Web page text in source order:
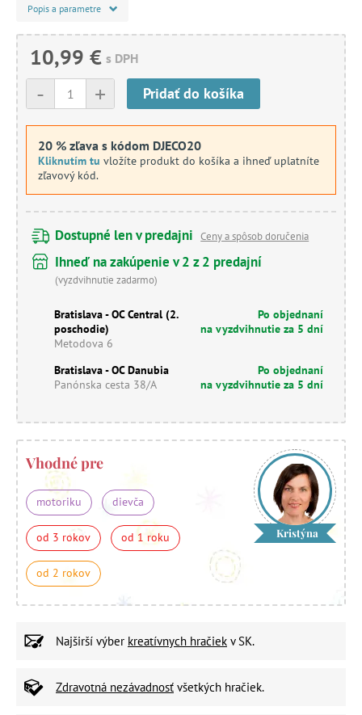
Popis a parametre
10,99 € s DPH
+
- Pridať do košíka
20 % zľava s kódom DJECO20
Kliknutím tu vložíte produkt do košíka a ihneď uplatníte
zľavový kód.
Dostupné len v predajni Ceny a spôsob doručenia
Ihneď na zakúpenie v 2 z 2 predajní
(vyzdvihnutie zadarmo)
Bratislava - OC Central (2.
poschodie)
Metodova 6
Po objednaní
na vyzdvihnutie za 5 dní
Bratislava - OC Danubia
Panónska cesta 38/A
Po objednaní
na vyzdvihnutie za 5 dní
Vhodné pre
motoriku dievča
od 3 rokov od 1 roku
od 2 rokov
Kristýna
Najširší výber kreatívnych hračiek v SK.
Zdravotná nezávadnosť všetkých hračiek.